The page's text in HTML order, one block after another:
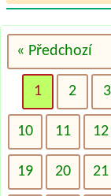
« Předchozí
1 2 3
10 11 12
19 20 21